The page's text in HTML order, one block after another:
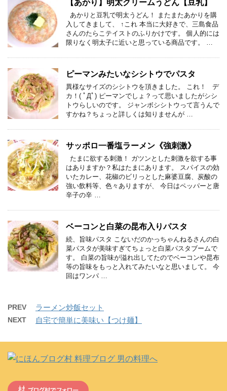
【あかり】明太クリームうどん【豆乳】
あかりと豆乳で明太うどん！ またまたあかりを購
入してきまして、 ↑これ 本当に大好きで、三島食品
さんのたらこテイストのふりかけです。 個人的には
限りなく明太子に近いと思っている商品です。 …
ピーマンみたいなシシトウでパスタ
異様なサイズのシシトウを頂きました。 これ！ デ
カ！( ﾟДﾟ) ピーマンでしょ？って思いましたがシシ
トウらしいのです。 ジャンボシシトウって言うんで
すかね？ちょっと詳しくは知りませんが …
サッポロ一番塩ラーメン《強刺激》
たまに欲する刺激！ ガツンとした刺激を欲する事
はありますか？私はたまにあります。 スパイスの効
いたカレー、花椒のビリっとした麻婆豆腐、炭酸の
強い飲料等、色々ありますが、 今日はペッパーと唐
辛子の辛 …
ベーコンと白菜の昆布入りパスタ
続、旨味パスタ こないだのかっちゃんねるさんの白
菜パスタが美味すぎてちょっと白菜パスタブームで
す。 白菜の旨味が溢れ出してたのでベーコンや昆布
等の旨味をもっと入れてみたいなと思いまして。 今
回はワンパ …
PREV ラーメン炒飯セット
NEXT 自宅で簡単に美味い【つけ麺】